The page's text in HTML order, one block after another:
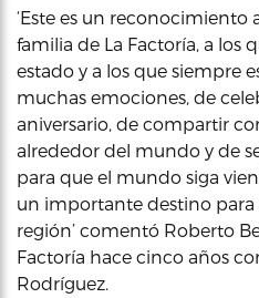
‘Este es un reconocimiento
familia de La Factoría, a los
estado y a los que siempre
muchas emociones, de
aniversario, de compartir
alrededor del mundo y de
para que el mundo siga
un importante destino para
región’ comentó Roberto
Factoría hace cinco años
Rodríguez.